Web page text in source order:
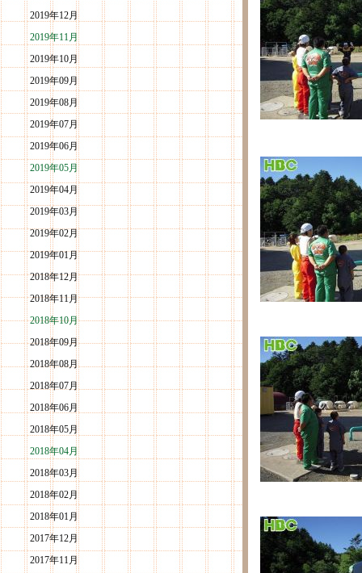
2019年12月
2019年11月
2019年10月
2019年09月
2019年08月
2019年07月
2019年06月
2019年05月
2019年04月
2019年03月
2019年02月
2019年01月
2018年12月
2018年11月
2018年10月
2018年09月
2018年08月
2018年07月
2018年06月
2018年05月
2018年04月
2018年03月
2018年02月
2018年01月
2017年12月
2017年11月